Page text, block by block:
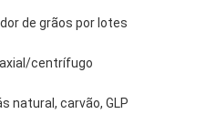
de grãos por lotes
centrífugo
natural, carvão, GLP